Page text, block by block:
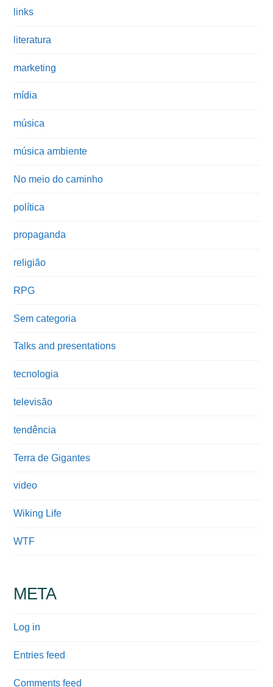
links
literatura
marketing
mídia
música
música ambiente
No meio do caminho
política
propaganda
religião
RPG
Sem categoria
Talks and presentations
tecnologia
televisão
tendência
Terra de Gigantes
video
Wiking Life
WTF
META
Log in
Entries feed
Comments feed